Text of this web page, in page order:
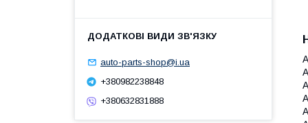
auto-parts-shop@i.ua
+380982238848
+380632831888